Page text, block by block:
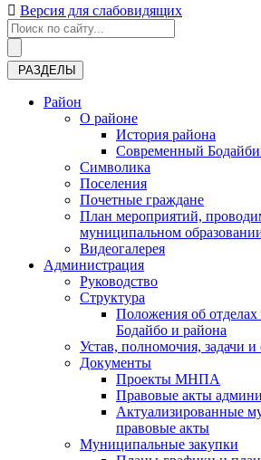
Версия для слабовидящих
РАЗДЕЛЫ
Район
О районе
История района
Современный
Символика
Поселения
Почетные граждане
План мероприятий,
муниципальном
Видеогалерея
Администрация
Руководство
Структура
Положения об
Бодайбо и района
Устав, полномочия, задачи
Документы
Проекты МНПА
Правовые акты
Актуализированные
правовые акты
Муниципальные закупки